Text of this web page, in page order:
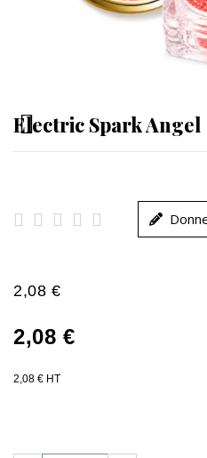
Electric Spark Angel
    
2,08 €
2,08 €
2,08 € HT